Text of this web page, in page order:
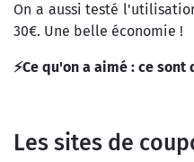
On a aussi testé
30€. Une belle économie !
⚡Ce qu'on a aimé : ce
Les sites de